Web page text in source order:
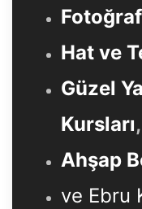
Hat ve
Güzel
Kursları,
Ahşap
ve Ebru